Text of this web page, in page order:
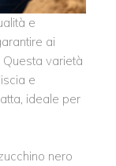
e
ai
varietà
e
ideale per
nero